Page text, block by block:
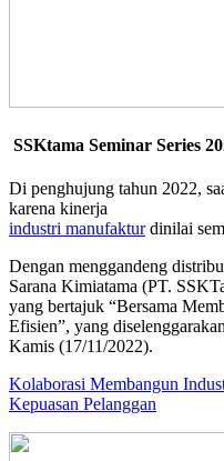
SSKtama Seminar Series
Di penghujung tahun 2022,
karena kinerja
industri manufakturdinilai
Dengan menggandeng
Sarana Kimiatama (PT.
yang bertajuk “Bersama
Efisien”, yang
Kamis (17/11/2022).
Kolaborasi Membangun
Kepuasan Pelanggan